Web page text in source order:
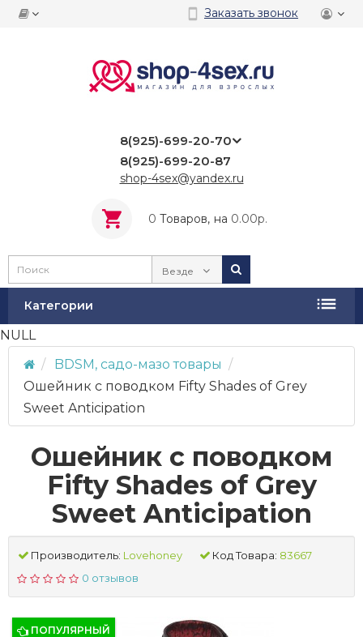
Заказать звонок
8(925)-699-20-70
8(925)-699-20-87
shop-4sex@yandex.ru
0 Tоваров, на 0.00р.
Везде
Категории
NULL
BDSM, садо-мазо товары
Ошейник с поводком Fifty Shades of Grey
Sweet Anticipation
Ошейник с поводком
Fifty Shades of Grey
Sweet Anticipation
Производитель: Lovehoney Код Товара: 83667
0 отзывов
ПОПУЛЯРНЫЙ